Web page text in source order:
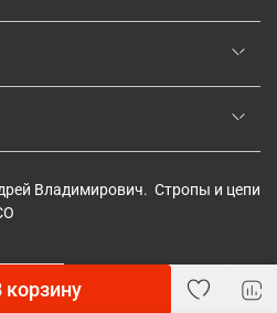
корзину
Владимирович. Стропы и цепи